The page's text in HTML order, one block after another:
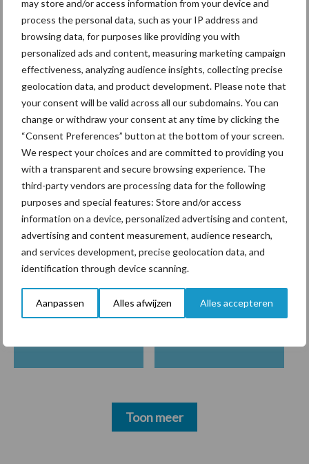
may store and/or access information from your device and
process the personal data, such as your IP address and
browsing data, for purposes like providing you with
personalized ads and content, measuring marketing campaign
effectiveness, analyzing audience insights, collecting precise
geolocation data, and product development. Please note that
your consent will be valid across all our subdomains. You can
change or withdraw your consent at any time by clicking the
“Consent Preferences” button at the bottom of your screen.
We respect your choices and are committed to providing you
with a transparent and secure browsing experience. The
third-party vendors are processing data for the following
purposes and special features: Store and/or access
information on a device, personalized advertising and content,
advertising and content measurement, audience research,
and services development, precise geolocation data, and
identification through device scanning.
Aanpassen Alles afwijzen Alles accepteren
De speenhuid: een vaak
onderschatte risicofactor
voor mastitis
ForFarmers ziet volume en
marktaandeel groeien in
krimpende Nederlandse
Themapagina's
Diergezondheid Bemesting Fokkerij
Ligbox &
Toon meer